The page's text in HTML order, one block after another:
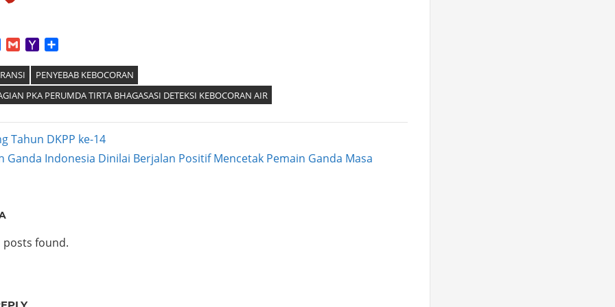
Facebook
GmailYahoo
PENYEBAB KEBOCORAN
PKA PERUMDA TIRTA BHAGASASI DETEKSI KEBOCORAN AIR
Tahun DKPP ke-14
Ganda Indonesia Dinilai Berjalan Positif Mencetak Pemain Ganda Masa
posts found.